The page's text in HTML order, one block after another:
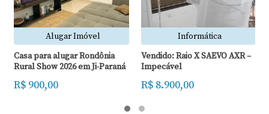
Informática
Vendido: Raio X SAEVO AXR –
Impecável
R$ 8.900,00
Informática
Vendo Drone Mavic Pro –
Impecável
R$ 3.397,00